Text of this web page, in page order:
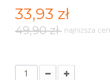
33,93 zł
49,90 zł najniższa